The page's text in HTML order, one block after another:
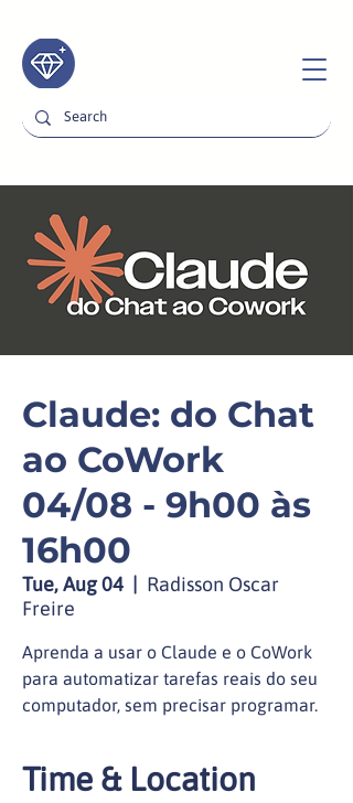
Claude: do Chat
ao CoWork
04/08 - 9h00 às
16h00
Tue, Aug 04
Radisson Oscar
Freire
Aprenda a usar o Claude e o CoWork
para automatizar tarefas reais do seu
computador, sem precisar programar.
Time & Location